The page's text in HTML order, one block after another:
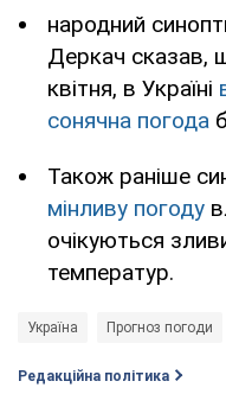
народний
Деркач сказав,
квітня, в Україні
сонячна погода
Також раніше
мінливу погоду
очікуються
температур.
Україна Прогноз погоди
Редакційна політика